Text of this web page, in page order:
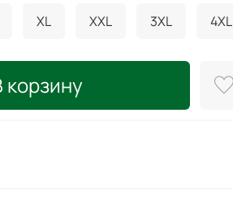
корзину
XL XXL 3XL 4XL